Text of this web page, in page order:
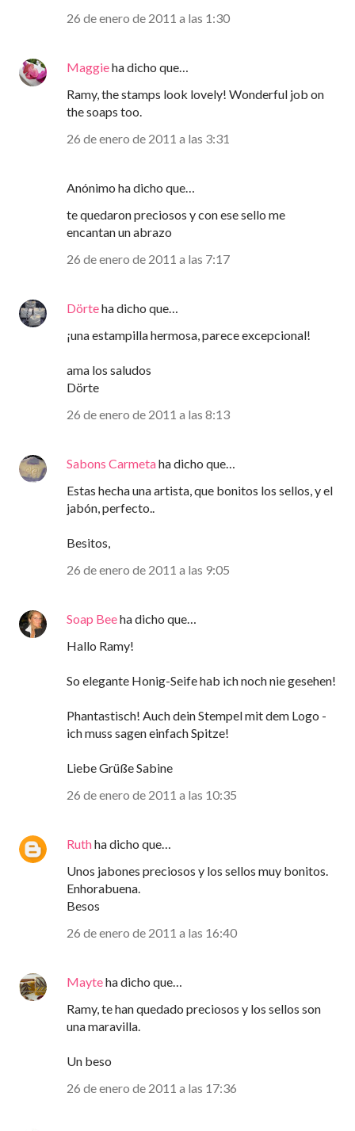
26 de enero de 2011 a las 1:30
Maggieha dicho que…
Ramy, the stamps look lovely! Wonderful job on
the soaps too.
26 de enero de 2011 a las 3:31
Anónimo ha dicho que…
te quedaron preciosos y con ese sello me
encantan un abrazo
26 de enero de 2011 a las 7:17
Dörteha dicho que…
¡una estampilla hermosa, parece excepcional!
ama los saludos
Dörte
26 de enero de 2011 a las 8:13
Sabons Carmetaha dicho que…
Estas hecha una artista, que bonitos los sellos, y el
jabón, perfecto..
Besitos,
26 de enero de 2011 a las 9:05
Soap Beeha dicho que…
Hallo Ramy!
So elegante Honig-Seife hab ich noch nie gesehen!
Phantastisch! Auch dein Stempel mit dem Logo -
ich muss sagen einfach Spitze!
Liebe Grüße Sabine
26 de enero de 2011 a las 10:35
Ruthha dicho que…
Unos jabones preciosos y los sellos muy bonitos.
Enhorabuena.
Besos
26 de enero de 2011 a las 16:40
Mayteha dicho que…
Ramy, te han quedado preciosos y los sellos son
una maravilla.
Un beso
26 de enero de 2011 a las 17:36